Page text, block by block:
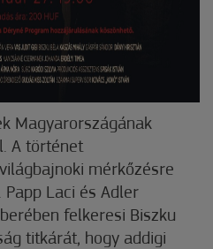
Magyarországának
A történet
mérkőzésre
Laci és Adler
felkeresi Biszku
titkárát, hogy addigi